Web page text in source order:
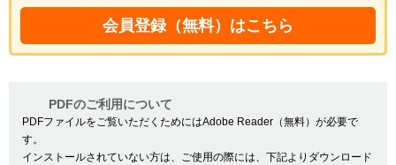
会員登録（無料）はこちら
PDFのご利用について
PDFファイルをご覧いただくためにはAdobe Reader（無料）が必要で
す。
インストールされていない方は、ご使用の際には、下記よりダウンロード